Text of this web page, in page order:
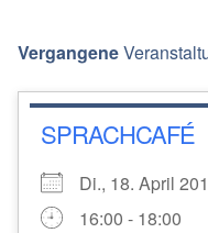
Vergangene
SPRACHCAFÉ
Di., 18. April
16:00 - 18:00